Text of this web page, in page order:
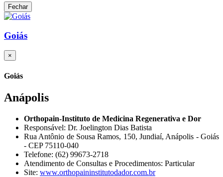
Fechar
Goiás
×
Goiás
Anápolis
Orthopain-Instituto de Medicina Regenerativa e Dor
Responsável: Dr. Joelington Dias Batista
Rua Antônio de Sousa Ramos, 150, Jundiaí, Anápolis - Goiás
- CEP 75110-040
Telefone: (62) 99673-2718
Atendimento de Consultas e Procedimentos: Particular
Site: www.orthopaininstitutodador.com.br